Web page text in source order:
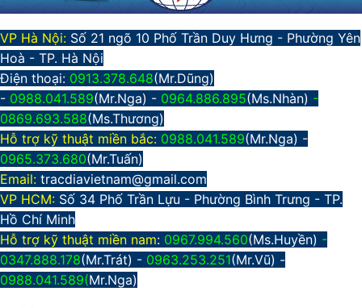
VP Hà Nội: Số 21 ngõ 10 Phố Trần Duy Hưng - Phường Yên
Hoà - TP. Hà Nội
Điện thoại: 0913.378.648(Mr.Dũng)
- 0988.041.589(Mr.Nga) - 0964.886.895(Ms.Nhàn) -
0869.693.588(Ms.Thương)
Hỗ trợ kỹ thuật miền bắc: 0988.041.589(Mr.Nga) -
0965.373.680(Mr.Tuấn)
Email: tracdiavietnam@gmail.com
VP HCM: Số 34 Phố Trần Lựu - Phường Bình Trưng - TP.
Hồ Chí Minh
Hỗ trợ kỹ thuật miền nam: 0967.994.560(Ms.Huyền) -
0347.888.178(Mr.Trát) - 0963.253.251(Mr.Vũ) -
0988.041.589(Mr.Nga)